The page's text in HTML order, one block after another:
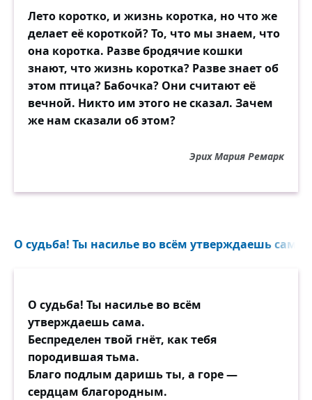
Лето коротко, и жизнь коротка, но что же
делает её короткой? То, что мы знаем, что
она коротка. Разве бродячие кошки
знают, что жизнь коротка? Разве знает об
этом птица? Бабочка? Они считают её
вечной. Никто им этого не сказал. Зачем
же нам сказали об этом?
Эрих Мария Ремарк
О судьба! Ты насилье во всём утверждаешь
О судьба! Ты насилье во всём
утверждаешь сама.
Беспределен твой гнёт, как тебя
породившая тьма.
Благо подлым даришь ты, а горе —
сердцам благородным.